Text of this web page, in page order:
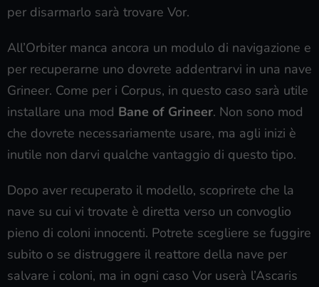
per disarmarlo sarà trovare Vor.
All’Orbiter manca ancora un modulo di navigazione e
per recuperarne uno dovrete addentrarvi in una nave
Grineer. Come per i Corpus, in questo caso sarà utile
installare una mod Bane of Grineer. Non sono mod
che dovrete necessariamente usare, ma agli inizi è
inutile non darvi qualche vantaggio di questo tipo.
Dopo aver recuperato il modello, scoprirete che la
nave su cui vi trovate è diretta verso un convoglio
pieno di coloni innocenti. Potrete scegliere se fuggire
subito o se distruggere il reattore della nave per
salvare i coloni, ma in ogni caso Vor userà l’Ascaris